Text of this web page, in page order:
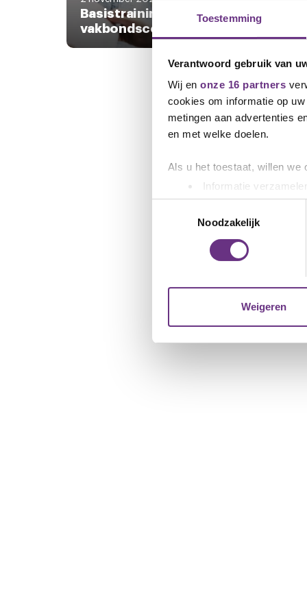
Toestemming
Verantwoord gebruik van
Wij en onze 16 partners
cookies om informatie op
metingen aan advertenties
en met welke doelen.
Als u het toestaat, willen we
Informatie
Uw apparaat
Lees meer over hoe uw
toestemming op elk
websiteverkeer te
media, adverteren en
Noodzakelijk
Weigeren
Basistraining voor
vakbondsconsulenten